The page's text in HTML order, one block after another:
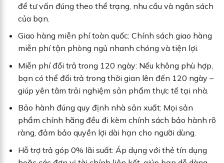
để tư vấn đúng theo thể trạng, nhu cầu và ngân sách
của bạn.
Giao hàng miễn phí toàn quốc: Chính sách giao hàng
miễn phí tận phòng ngủ nhanh chóng và tiện lợi.
Miễn phí đổi trả trong 120 ngày: Nếu không phù hợp,
bạn có thể đổi trả trong thời gian lên đến 120 ngày –
giúp yên tâm trải nghiệm sản phẩm thực tế tại nhà.
Bảo hành đúng quy định nhà sản xuất: Mọi sản
phẩm chính hãng đều đi kèm chính sách bảo hành rõ
ràng, đảm bảo quyền lợi dài hạn cho người dùng.
Hỗ trợ trả góp 0% lãi suất: Áp dụng với thẻ tín dụng